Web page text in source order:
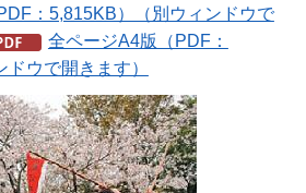
：5,815KB）（別ウィンドウで
全ページA4版（PDF：
ウで開きます）